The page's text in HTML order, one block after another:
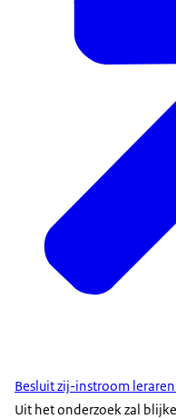
Besluit zij-instroom
Uit het onderzoek zal